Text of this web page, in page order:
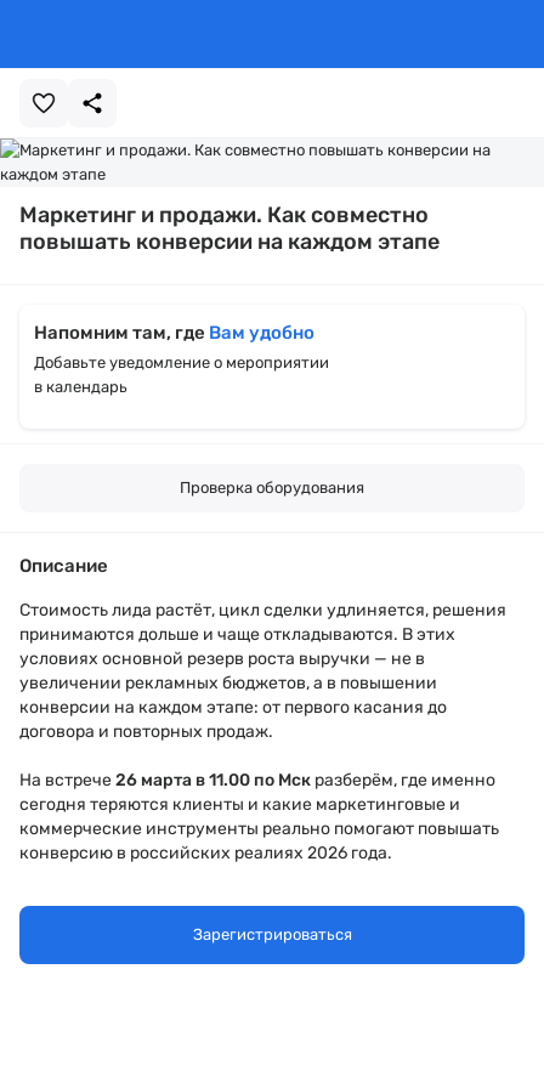
Маркетинг и продажи. Как совместно
повышать конверсии на каждом этапе
Напомним там, где Вам удобно
Добавьте уведомление о мероприятии
в календарь
Проверка оборудования
Описание
Стоимость лида растёт, цикл сделки удлиняется, решения
принимаются дольше и чаще откладываются. В этих
условиях основной резерв роста выручки — не в
увеличении рекламных бюджетов, а в повышении
конверсии на каждом этапе: от первого касания до
договора и повторных продаж.
На встрече26 марта в 11.00 по Мск разберём, где именно
сегодня теряются клиенты и какие маркетинговые и
коммерческие инструменты реально помогают повышать
конверсию в российских реалиях 2026 года.
Это практическая встреча для директоров по маркетингу и
продажам, которым важно не количество лидов, а рост
выручки и эффективности воронки.
Зарегистрироваться